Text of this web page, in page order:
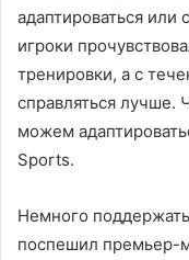
адаптироваться или
игроки
тренировки, а с
справляться лучше.
можем
Sports.
Немного
поспешил премьер-